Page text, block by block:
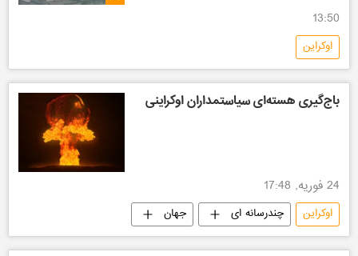
13:50
اوکراین
باج‌گیری هسته‌ای سیاستمداران اوکراینی
24 فوریه, 17:48
اوکراین چندرسانه ای جهان